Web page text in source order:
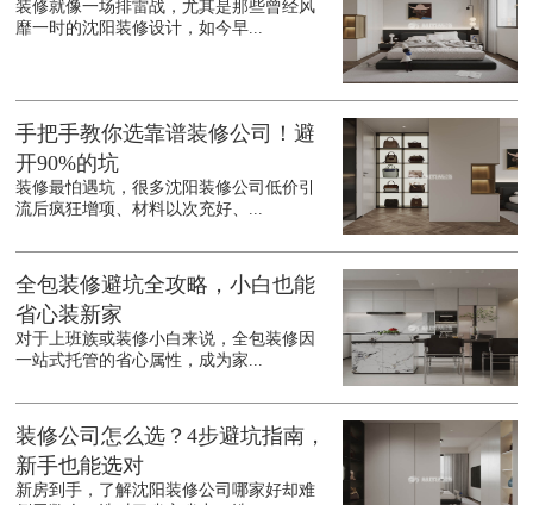
装修就像一场排雷战，尤其是那些曾经风
靡一时的沈阳装修设计，如今早...
手把手教你选靠谱装修公司！避
开90%的坑
装修最怕遇坑，很多沈阳装修公司低价引
流后疯狂增项、材料以次充好、...
全包装修避坑全攻略，小白也能
省心装新家
对于上班族或装修小白来说，全包装修因
一站式托管的省心属性，成为家...
装修公司怎么选？4步避坑指南，
新手也能选对
新房到手，了解沈阳装修公司哪家好却难